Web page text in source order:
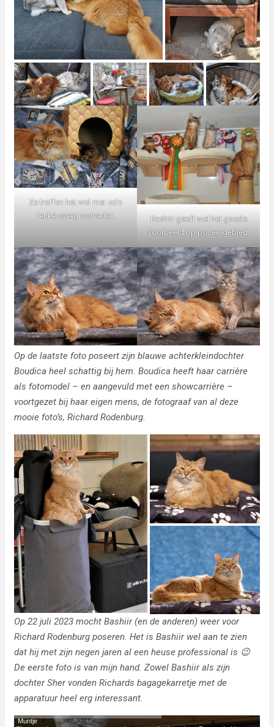
Ze treffen het wel met zo’n
leuke overgrootvader.
Bashiir geeft wel het goede
voorbeeld op poseergebied.
Op de laatste foto poseert zijn blauwe achterkleindochter
Boudica heel schattig bij hem. Boudica heeft haar carrière
als fotomodel – en aangevuld met een showcarrière –
voortgezet bij haar eigen mens, de fotograaf van al deze
mooie foto’s, Richard Rodenburg.
Op 22 juli 2023 mocht Bashiir (en de anderen) weer voor
Richard Rodenburg poseren. Het is Bashiir wel aan te zien
dat hij met zijn negen jaren al een heuse professional is 😉
De eerste foto is van mijn hand. Zowel Bashiir als zijn
dochter Sher vonden Richards bagagekarretje met de
apparatuur heel erg interessant.
Muntje
Jimmie, Jack en Bodiirtje
Alles telt!
Het nieuwe jaar
In het zicht van de haven
Hier wordt ook afgeteld
Op slot
Wiesje was weg
Weer wat geleerd!
Misverstand
Maar de foto's zijn wel gelukt!
De fotoshoot van Richard
Mijn handen jeuken!
Flieft
Een juweel van een plan
Een feest van herkenning
Supreme Premior Maverick
Morgen is Izzy uitgerekend